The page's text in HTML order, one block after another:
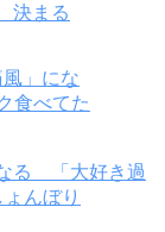
決まる
る 「大好き過
んぼり